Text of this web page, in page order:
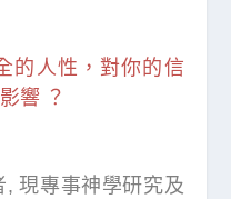
的人性，對你的信
響 ？
現專事神學研究及